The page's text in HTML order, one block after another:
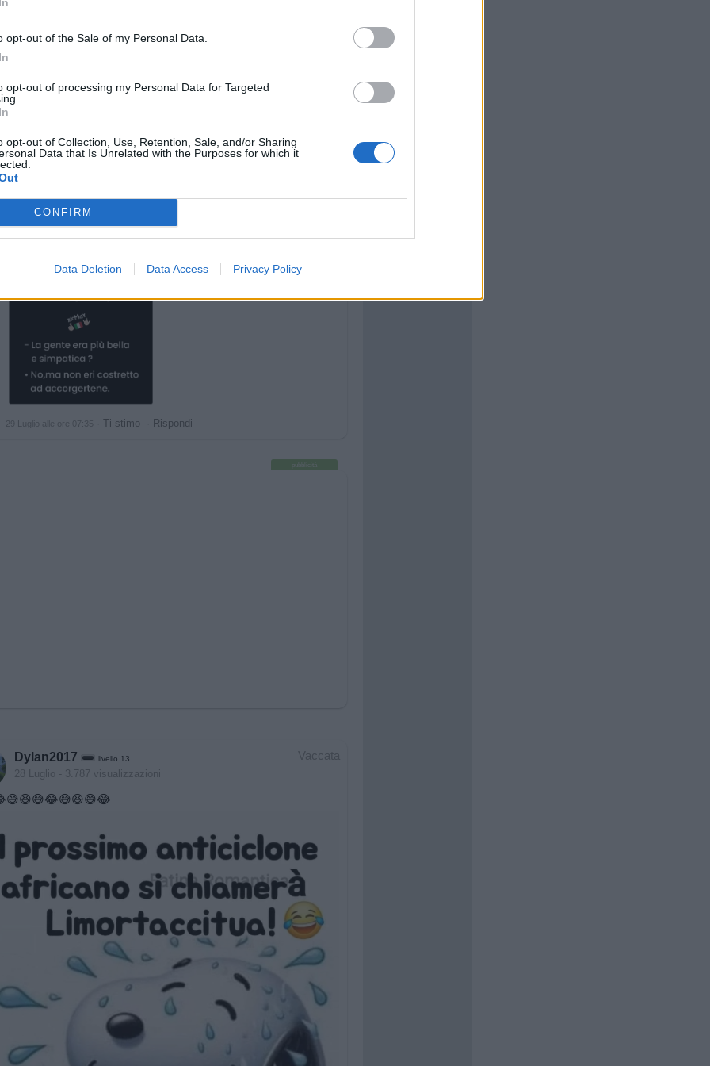
opt-out of the Sale of my Personal Data.
opt-out of processing my Personal Data for Targeted
opt-out of Collection, Use, Retention, Sale, and/or Sharing
Data that Is Unrelated with the Purposes for which it
CONFIRM
Data Deletion Data Access Privacy Policy
29 Luglio alle ore 07:23 Ti stimo
1
29 Luglio alle ore 07:27
zioMax:CapitanFracassa Ciao Burdèl o Capitààà sereno
giorno e fa a mòd...
☕️🍀☕️✨️🤞
29 Luglio alle ore 07:35 Ti stimo Rispondi
pubblicità
Vaccata
Dylan2017 livello 13
28 Luglio - 3.787 visualizzazioni